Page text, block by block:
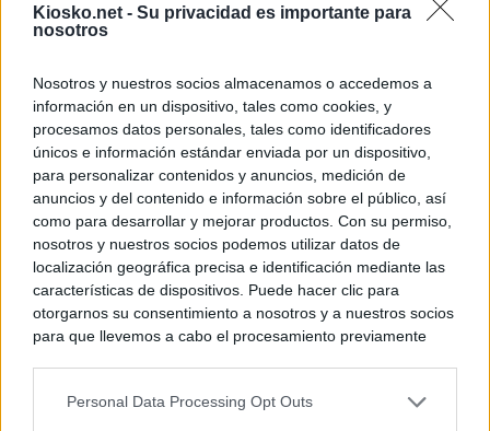
Kiosko.net - Su privacidad es importante para
nosotros
Nosotros y nuestros socios almacenamos o accedemos a
información en un dispositivo, tales como cookies, y
procesamos datos personales, tales como identificadores
únicos e información estándar enviada por un dispositivo,
para personalizar contenidos y anuncios, medición de
anuncios y del contenido e información sobre el público, así
como para desarrollar y mejorar productos. Con su permiso,
nosotros y nuestros socios podemos utilizar datos de
localización geográfica precisa e identificación mediante las
características de dispositivos. Puede hacer clic para
otorgarnos su consentimiento a nosotros y a nuestros socios
para que llevemos a cabo el procesamiento previamente
negar su consentimiento. Tenga en cuenta que algún
Personal Data Processing Opt Outs